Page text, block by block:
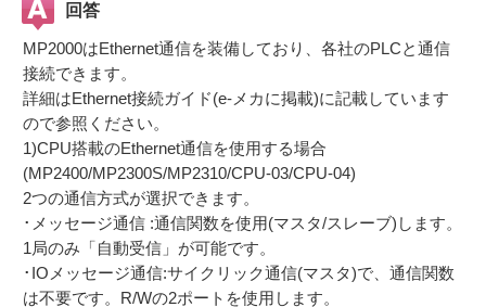
回答
MP2000はEthernet通信を装備しており、各社のPLCと通信
接続できます。
詳細はEthernet接続ガイド(e-メカに掲載)に記載しています
ので参照ください。
1)CPU搭載のEthernet通信を使用する場合
(MP2400/MP2300S/MP2310/CPU-03/CPU-04)
2つの通信方式が選択できます。
･メッセージ通信 :通信関数を使用(マスタ/スレーブ)します。
1局のみ「自動受信」が可能です。
･IOメッセージ通信:サイクリック通信(マスタ)で、通信関数
は不要です。R/Wの2ポートを使用します。